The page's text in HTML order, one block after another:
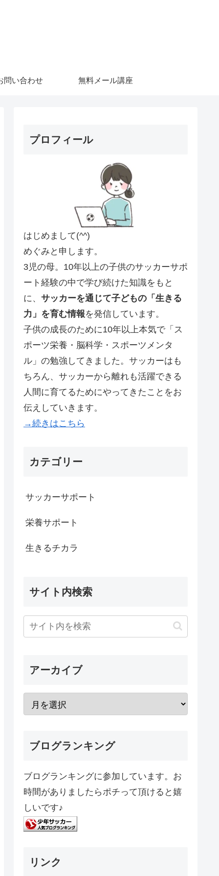
問い合わせ 無料メール講座
プロフィール
はじめまして(^^)
めぐみと申します。
3児の母。10年以上の子供のサッカーサポ
ート経験の中で学び続けた知識をもと
に、 サッカーを通じて子どもの「生きる
力」を育む情報を発信しています。
子供の成長のために10年以上本気で「ス
ポーツ栄養・脳科学・スポーツメンタ
ル」の勉強してきました。サッカーはも
ちろん、サッカーから離れも活躍できる
人間に育てるためにやってきたことをお
伝えしていきます。
→続きはこちら
カテゴリー
サッカーサポート
栄養サポート
生きるチカラ
サイト内検索
アーカイブ
ブログランキング
ブログランキングに参加しています。お
時間がありましたらポチって頂けると嬉
しいです♪
リンク